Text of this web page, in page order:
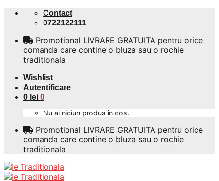
Skip
Contact
0722122111
Promotional LIVRARE GRATUITA pentru orice
comanda care contine o bluza sau o rochie
traditionala
Wishlist
Autentificare
0 lei 0
Nu ai niciun produs în coș.
Promotional LIVRARE GRATUITA pentru orice
comanda care contine o bluza sau o rochie
traditionala